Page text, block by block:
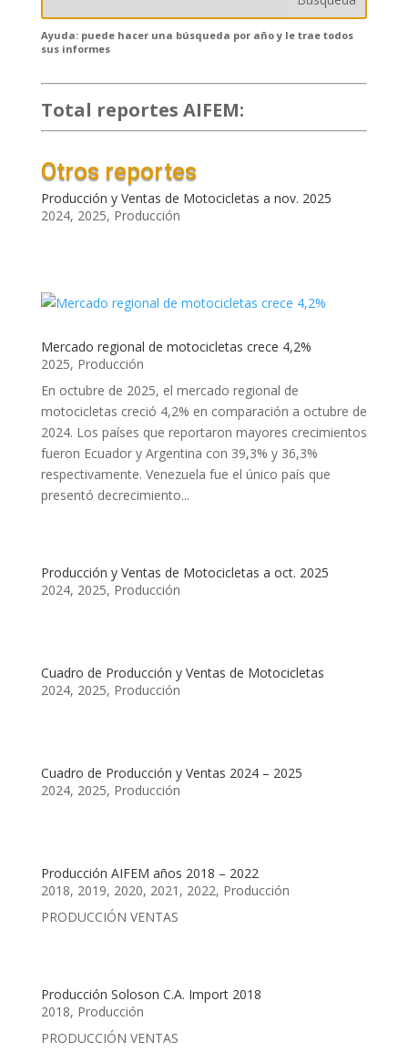
Ayuda: puede hacer una búsqueda por año y le trae todos
sus informes
Total reportes AIFEM:
Otros reportes
Producción y Ventas de Motocicletas a nov. 2025
2024, 2025, Producción
Mercado regional de motocicletas crece 4,2%
2025, Producción
En octubre de 2025, el mercado regional de
motocicletas creció 4,2% en comparación a octubre de
2024. Los países que reportaron mayores crecimientos
fueron Ecuador y Argentina con 39,3% y 36,3%
respectivamente. Venezuela fue el único país que
presentó decrecimiento...
Producción y Ventas de Motocicletas a oct. 2025
2024, 2025, Producción
Cuadro de Producción y Ventas de Motocicletas
2024, 2025, Producción
Cuadro de Producción y Ventas 2024 – 2025
2024, 2025, Producción
Producción AIFEM años 2018 – 2022
2018, 2019, 2020, 2021 , 2022, Producción
PRODUCCIÓN VENTAS
Producción Soloson C.A. Import 2018
2018, Producción
PRODUCCIÓN VENTAS